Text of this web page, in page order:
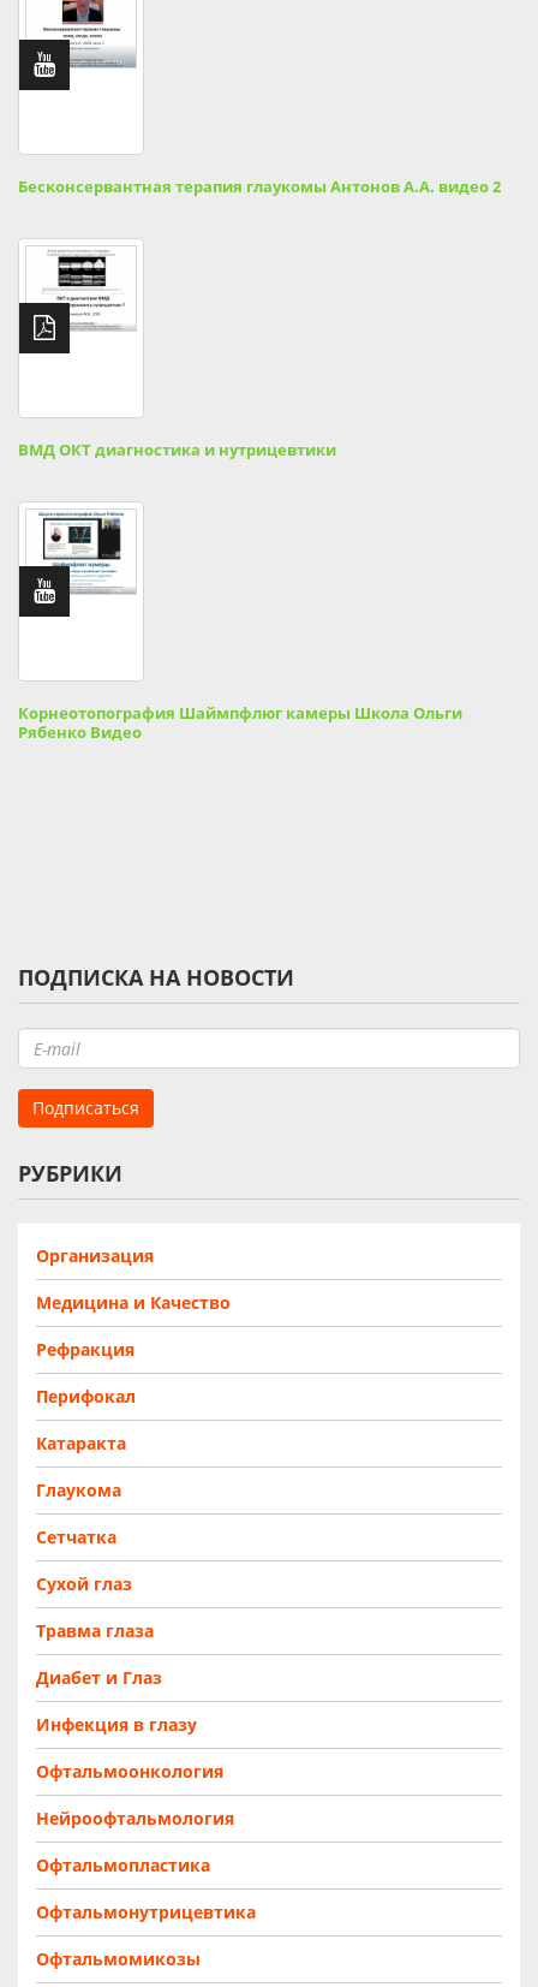
Бесконсервантная терапия глаукомы Антонов А.А. видео 2
ВМД ОКТ диагностика и нутрицевтики
Корнеотопография Шаймпфлюг камеры Школа Ольги
Рябенко Видео
ПОДПИСКА НА НОВОСТИ
РУБРИКИ
Организация
Медицина и Качество
Рефракция
Перифокал
Катаракта
Глаукома
Сетчатка
Сухой глаз
Травма глаза
Диабет и Глаз
Инфекция в глазу
Офтальмоонкология
Нейроофтальмология
Офтальмопластика
Офтальмонутрицевтика
Офтальмомикозы